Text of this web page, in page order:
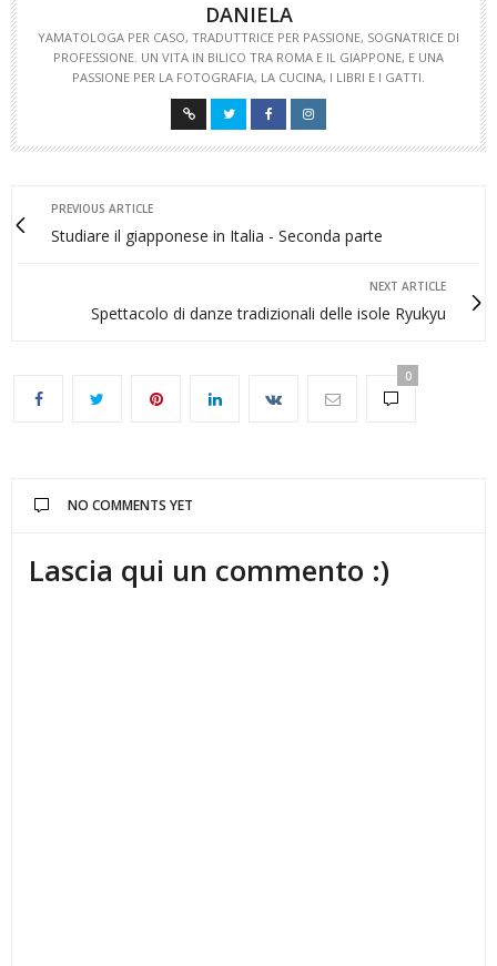
DANIELA
YAMATOLOGA PER CASO, TRADUTTRICE PER PASSIONE, SOGNATRICE DI
PROFESSIONE. UN VITA IN BILICO TRA ROMA E IL GIAPPONE, E UNA
PASSIONE PER LA FOTOGRAFIA, LA CUCINA, I LIBRI E I GATTI.
PREVIOUS ARTICLE
Studiare il giapponese in Italia - Seconda parte
NEXT ARTICLE
Spettacolo di danze tradizionali delle isole Ryukyu
0
NO COMMENTS YET
Lascia qui un commento :)